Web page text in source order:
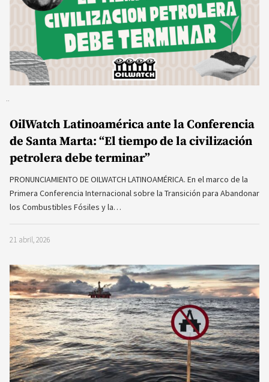
OilWatch Latinoamérica ante la Conferencia
de Santa Marta: “El tiempo de la civilización
petrolera debe terminar”
PRONUNCIAMIENTO DE OILWATCH LATINOAMÉRICA. En el marco de la
Primera Conferencia Internacional sobre la Transición para Abandonar
los Combustibles Fósiles y la…
21 abril, 2026